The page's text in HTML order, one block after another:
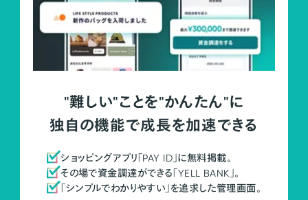
"難しい"ことを"かんたん"に
独自の機能で成長を加速できる
ショッピングアプリ「PAY ID」に無料掲載。
その場で資金調達ができる「YELL BANK」。
「シンプルでわかりやすい」を追求した管理画面。